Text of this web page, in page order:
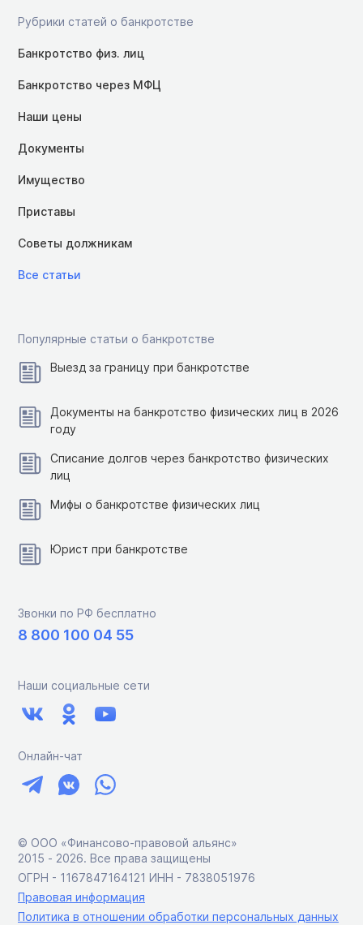
Рубрики статей о банкротстве
Банкротство физ. лиц
Банкротство через МФЦ
Наши цены
Документы
Имущество
Приставы
Советы должникам
Все статьи
Популярные статьи о банкротстве
Выезд за границу при банкротстве
Документы на банкротство физических лиц в 2026
году
Списание долгов через банкротство физических
лиц
Мифы о банкротстве физических лиц
Юрист при банкротстве
Звонки по РФ бесплатно
8 800 100 04 55
Наши социальные сети
Онлайн-чат
© ООО «Финансово-правовой альянс»
2015 ‑ 2026. Все права защищены
ОГРН - 1167847164121 ИНН - 7838051976
Правовая информация
Политика в отношении обработки персональных данных